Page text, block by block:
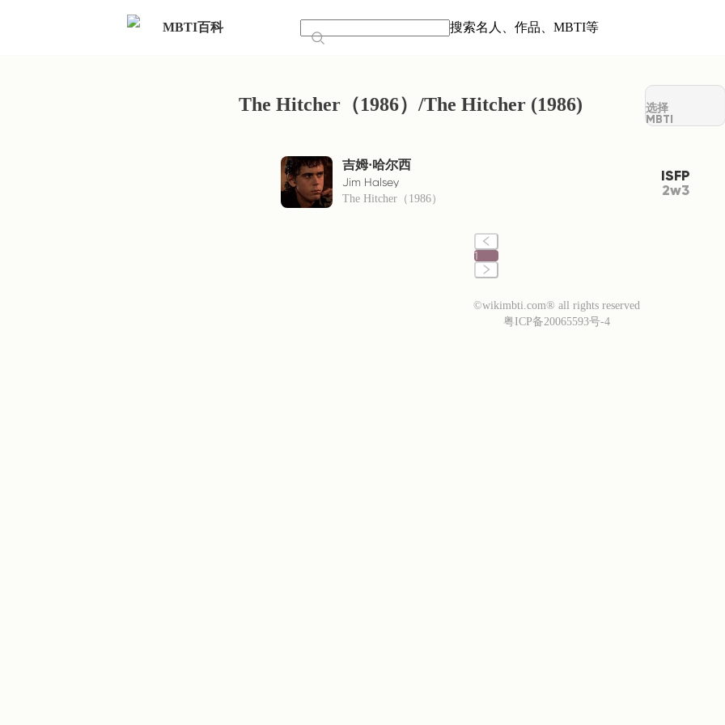
MBTI百科 搜索名人、作品、MBTI等
The Hitcher（1986）/The Hitcher (1986)
选择
MBTI
吉姆·哈尔西
Jim Halsey
The Hitcher（1986）
ISFP
2w3
1
©wikimbti.com® all rights reserved
粤ICP备20065593号-4